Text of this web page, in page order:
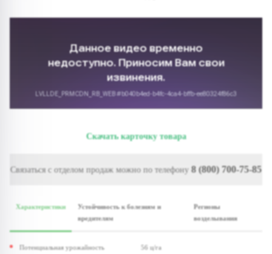
Скачать карточку товара
Связаться с отделом продаж можно по телефону 8 (800) 700-75-85
Характеристики
Устойчивость к болезням и
вредителям
Регионы
возделывания
Потенциальная урожайность
56 ц/га